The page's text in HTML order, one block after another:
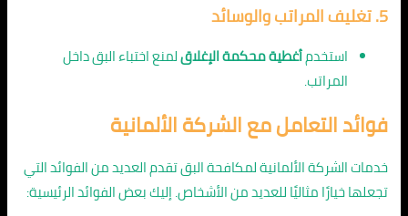
5. تغليف المراتب والوسائد
استخدمأغطية محكمة الإغلاقلمنع اختباء البق داخل
المراتب.
فوائد التعامل مع الشركة الألمانية
خدمات الشركة الألمانية لمكافحة البق تقدم العديد من الفوائد التي
تجعلها خيارًا مثاليًا للعديد من الأشخاص. إليك بعض الفوائد الرئيسية: